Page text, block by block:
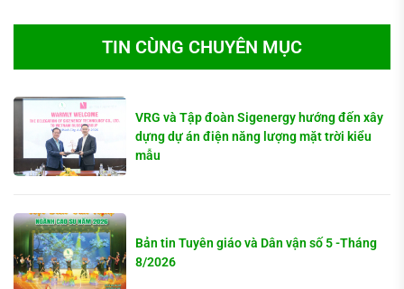
TIN CÙNG CHUYÊN MỤC
VRG và Tập đoàn Sigenergy hướng đến xây
dựng dự án điện năng lượng mặt trời kiểu
mẫu
Bản tin Tuyên giáo và Dân vận số 5 -Tháng
8/2026